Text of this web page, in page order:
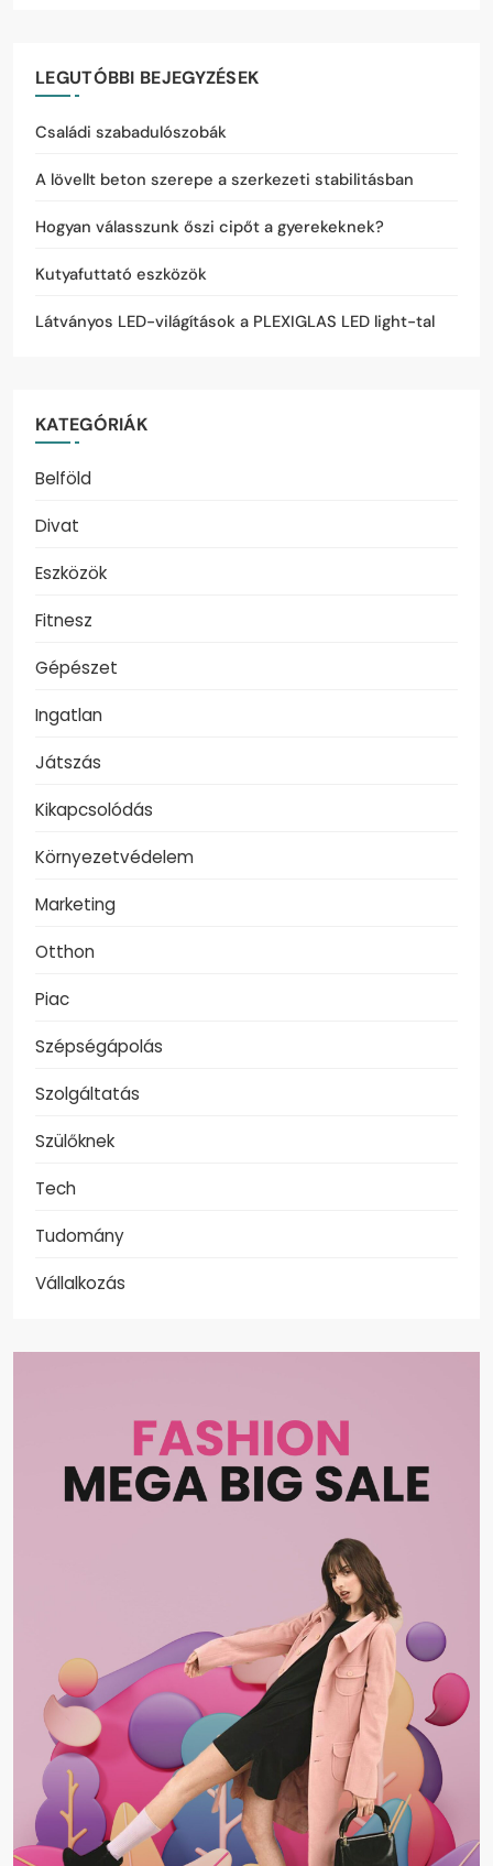
LEGUTÓBBI BEJEGYZÉSEK
Családi szabadulószobák
A lövellt beton szerepe a szerkezeti stabilitásban
Hogyan válasszunk őszi cipőt a gyerekeknek?
Kutyafuttató eszközök
Látványos LED-világítások a PLEXIGLAS LED light-tal
KATEGÓRIÁK
Belföld
Divat
Eszközök
Fitnesz
Gépészet
Ingatlan
Játszás
Kikapcsolódás
Környezetvédelem
Marketing
Otthon
Piac
Szépségápolás
Szolgáltatás
Szülőknek
Tech
Tudomány
Vállalkozás